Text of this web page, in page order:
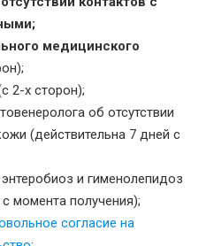
медицинского
2-х сторон);
об отсутствии
(действительна 7 дней с
и гименолепидоз
момента получения);
согласие на